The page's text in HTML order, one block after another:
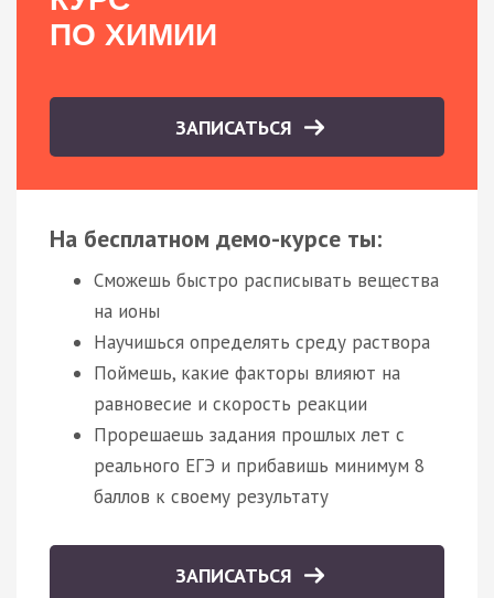
ПО ХИМИИ
ЗАПИСАТЬСЯ
На бесплатном демо-курсе ты:
Сможешь быстро расписывать вещества
на ионы
Научишься определять среду раствора
Поймешь, какие факторы влияют на
равновесие и скорость реакции
Прорешаешь задания прошлых лет с
реального ЕГЭ и прибавишь минимум 8
баллов к своему результату
ЗАПИСАТЬСЯ